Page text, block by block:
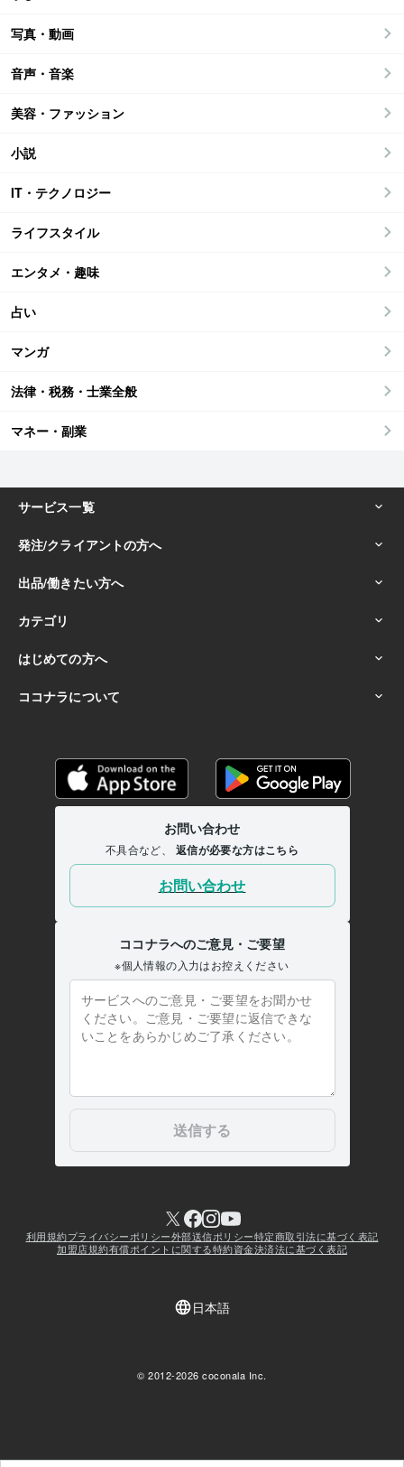
写真・動画
音声・音楽
美容・ファッション
小説
IT・テクノロジー
ライフスタイル
エンタメ・趣味
占い
マンガ
法律・税務・士業全般
マネー・副業